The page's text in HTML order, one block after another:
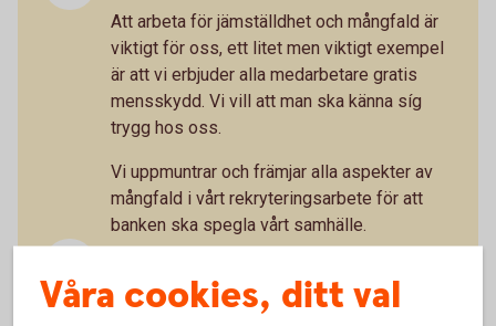
Att arbeta för jämställdhet och mångfald är
viktigt för oss, ett litet men viktigt exempel
är att vi erbjuder alla medarbetare gratis
mensskydd. Vi vill att man ska känna síg
trygg hos oss.
Vi uppmuntrar och främjar alla aspekter av
mångfald i vårt rekryteringsarbete för att
banken ska spegla vårt samhälle.
Eftersom Sparbanken Alingsås är lokalt
Våra cookies, ditt val